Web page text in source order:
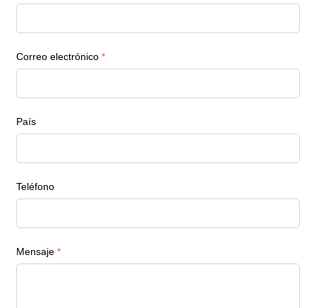
Correo electrónico *
País
Teléfono
Mensaje *